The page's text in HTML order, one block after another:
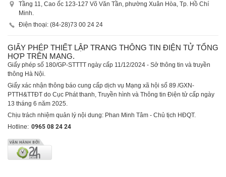
Tầng 11, Cao ốc 123-127 Võ Văn Tần, phường Xuân Hòa, Tp. Hồ Chí
Minh.
Điện thoại: (84-28)73 00 24 24
GIẤY PHÉP THIẾT LẬP TRANG THÔNG TIN ĐIỆN TỬ TỔNG
HỢP TRÊN MẠNG.
Giấy phép số 180/GP-STTTT ngày cấp 11/12/2024 - Sở thông tin và truyền
thông Hà Nội.
Giấy xác nhận thông báo cung cấp dịch vụ Mạng xã hội số 89 /GXN-
PTTH&TTĐT do Cục Phát thanh, Truyền hình và Thông tin Điện tử cấp ngày
13 tháng 6 năm 2025.
Chịu trách nhiệm quản lý nội dung: Phan Minh Tâm - Chủ tịch HĐQT.
Hotline: 0965 08 24 24